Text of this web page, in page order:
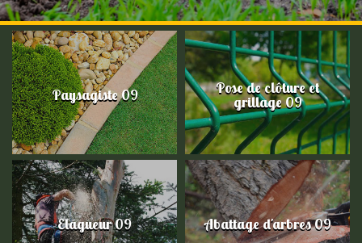
Paysagiste 09 Pose de clôture et
grillage 09
Elagueur 09 Abattage d'arbres 09